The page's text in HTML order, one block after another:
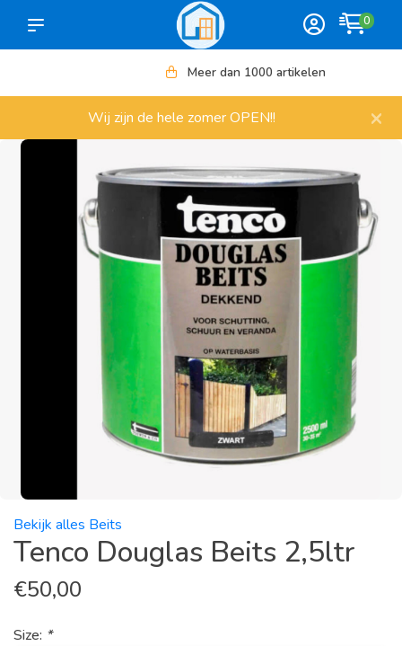
0
Meer dan 1000 artikelen
Wij zijn de hele zomer OPEN!! ×
Bekijk alles Beits
Tenco Douglas Beits 2,5ltr
€50,00
Size: *